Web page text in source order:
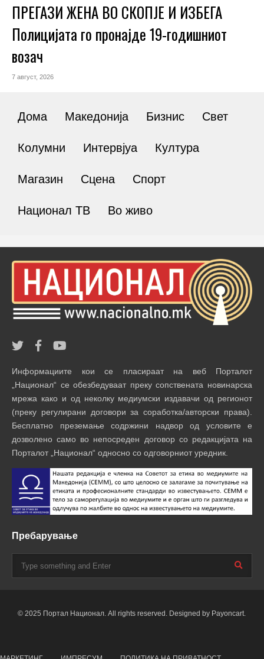
ПРЕГАЗИ ЖЕНА ВО СКОПЈЕ И ИЗБЕГА
Полицијата го пронајде 19-годишниот
возач
7 август, 2026
Дома Македонија Бизнис Свет
Колумни Интервјуа Култура
Магазин Сцена Спорт
Национал ТВ Во живо
Информациите кои се пласираат на веб Порталот
„Национал“ се обезбедуваат преку сопствената новинарска
мрежа како и од неколку медиумски издавачи од регионот
(преку регулирани договори за соработка/авторски права).
Бесплатно преземање содржини надвор од условите е
дозволено само во непосреден договор со редакцијата на
Порталот „Национал“ односно со одговорниот уредник.
Пребарување
© 2025 Портал Национал. All rights reserved. Designed by Payoncart.